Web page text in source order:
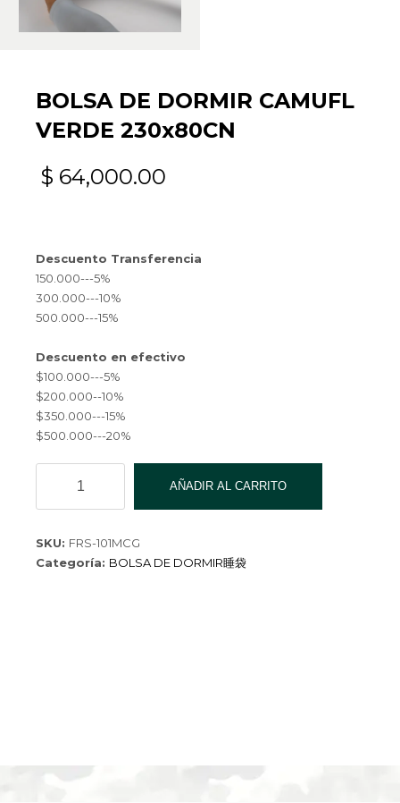
BOLSA DE DORMIR CAMUFL
VERDE 230x80CN
$ 64,000.00
Descuento Transferencia
150.000---5%
300.000---10%
500.000---15%
Descuento en efectivo
$100.000---5%
$200.000--10%
$350.000---15%
$500.000---20%
DORMIR
VERDE
230x80CN
AÑADIR AL CARRITO
SKU: FRS-101MCG
Categoría: BOLSA DE DORMIR睡袋